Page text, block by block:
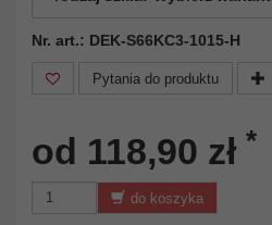
Nr. art.: DEK-S66KC3-1015-H
Pytania do produktu
od 118,90 zł *
do koszyka